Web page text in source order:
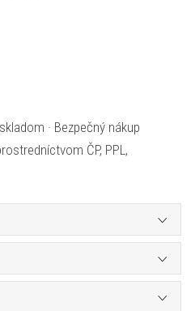
· Bezpečný nákup
ČP, PPL,